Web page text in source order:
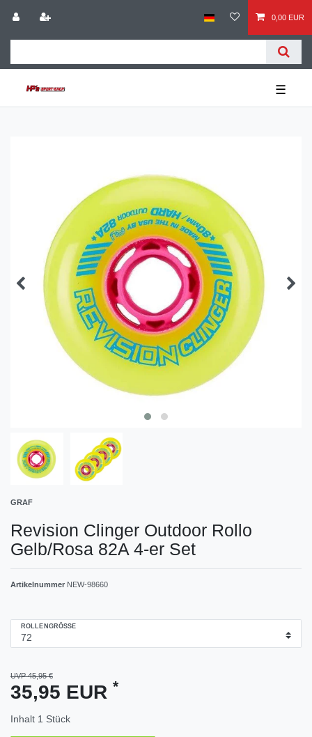
0,00 EUR
☰
GRAF
Revision Clinger Outdoor Rollo
Gelb/Rosa 82A 4-er Set
Artikelnummer NEW-98660
ROLLENGRÖSSE
UVP 45,95 €
35,95 EUR *
Inhalt 1 Stück